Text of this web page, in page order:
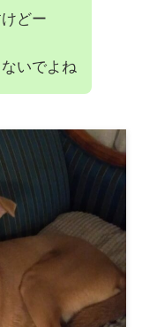
どー
いでよね